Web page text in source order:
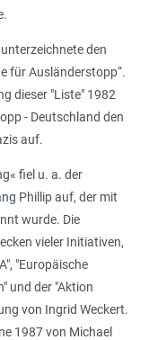
den
für Ausländerstopp“.
dieser "Liste" 1982
- Deutschland den
auf.
fiel u. a. der
Phillip auf, der mit
wurde. Die
vieler Initiativen,
"Europäische
und der "Aktion
von Ingrid Weckert.
1987 von Michael